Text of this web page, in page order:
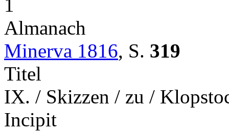
1
Almanach
Minerva 1816, S. 319
Titel
IX. / Skizzen / zu /
Incipit